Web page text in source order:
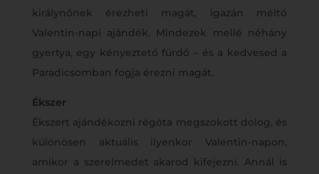
királynőnek érezheti magát, igazán méltó
Valentin-napi ajándék. Mindezek mellé néhány
gyertya, egy kényeztető fürdő – és a kedvesed a
Paradicsomban fogja érezni magát.
Ékszer
Ékszert ajándékozni régóta megszokott dolog, és
különösen aktuális ilyenkor Valentin-napon,
amikor a szerelmedet akarod kifejezni. Annál is